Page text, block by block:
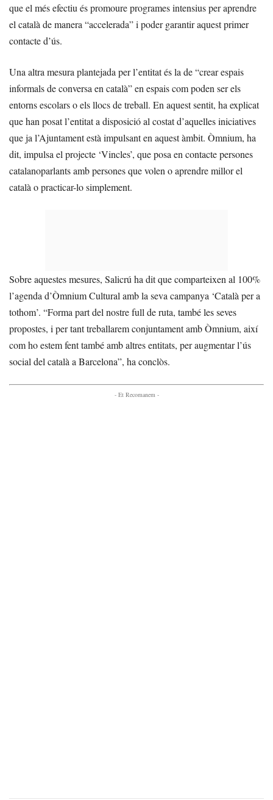
que el més efectiu és promoure programes intensius per aprendre
el català de manera “accelerada” i poder garantir aquest primer
contacte d’ús.
Una altra mesura plantejada per l’entitat és la de “crear espais
informals de conversa en català” en espais com poden ser els
entorns escolars o els llocs de treball. En aquest sentit, ha explicat
que han posat l’entitat a disposició al costat d’aquelles iniciatives
que ja l’Ajuntament està impulsant en aquest àmbit. Òmnium, ha
dit, impulsa el projecte ‘Vincles’, que posa en contacte persones
catalanoparlants amb persones que volen o aprendre millor el
català o practicar-lo simplement.
Sobre aquestes mesures, Salicrú ha dit que comparteixen al 100%
l’agenda d’Òmnium Cultural amb la seva campanya ‘Català per a
tothom’. “Forma part del nostre full de ruta, també les seves
propostes, i per tant treballarem conjuntament amb Òmnium, així
com ho estem fent també amb altres entitats, per augmentar l’ús
social del català a Barcelona”, ha conclòs.
- Et Recomanem -